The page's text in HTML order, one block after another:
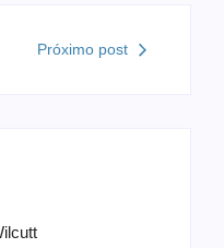
Próximo post